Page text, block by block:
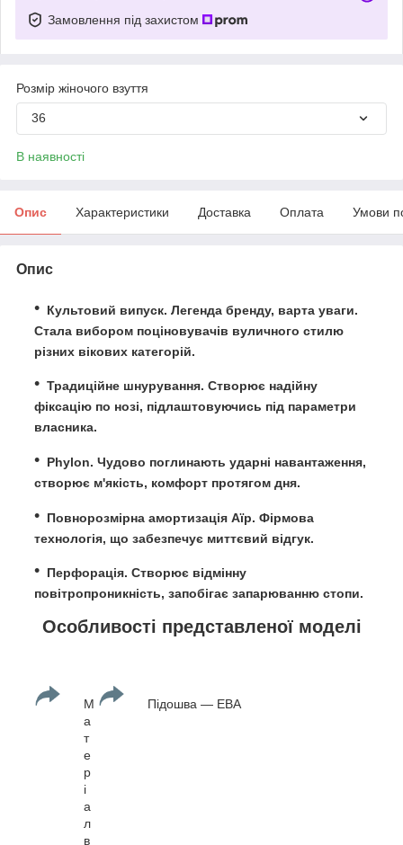
Замовлення під захистом
Розмір жіночого взуття
36
В наявності
Опис Характеристики Доставка Оплата Умови
Опис
Культовий випуск. Легенда бренду, варта уваги.
Стала вибором поціновувачів вуличного стилю
різних вікових категорій.
Традиційне шнурування. Створює надійну
фіксацію по нозі, підлаштовуючись під параметри
власника.
Phylon. Чудово поглинають ударні навантаження,
створює м'якість, комфорт протягом дня.
Повнорозмірна амортизація Аїр. Фірмова
технологія, що забезпечує миттєвий відгук.
Перфорація. Створює відмінну
повітропроникність, запобігає запарюванню стопи.
Особливості представленої моделі
М
а
т
е
р
і
а
л
в
Підошва — ЕВА